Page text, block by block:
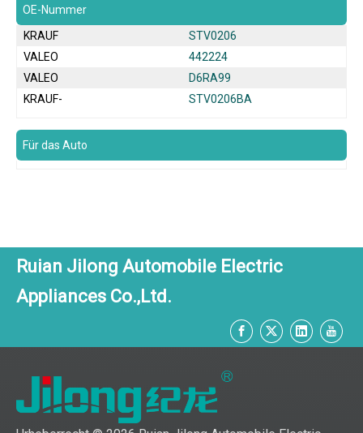
OE-Nummer
KRAUF
STV0206
VALEO
442224
VALEO
D6RA99
KRAUF-
STV0206BA
Für das Auto
Ruian Jilong Automobile Electric
Appliances Co.,Ltd.